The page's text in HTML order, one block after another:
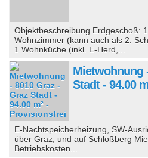
Objektbeschreibung Erdgeschoß:
Wohnzimmer (kann auch als 2.
1 Wohnküche (inkl. E-Herd,...
Mietwohnung
Stadt - 94.00
E-Nachtspeicherheizung, SW-
über Graz, und auf Schloßberg
Betriebskosten...